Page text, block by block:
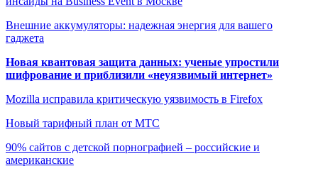
Внешние аккумуляторы: надежная энергия для вашего
гаджета
Новая квантовая защита данных: ученые упростили
шифрование и приблизили «неуязвимый интернет»
Mozilla исправила критическую уязвимость в Firefox
Новый тарифный план от МТС
90% сайтов с детской порнографией – российские и
американские